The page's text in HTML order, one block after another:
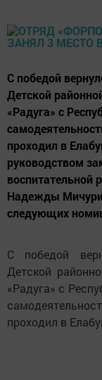
С победой
Детской
«Радуга» с
проходил в
руководством
Надежды
следующих
С победой
Детской
«Радуга» с
проходил в